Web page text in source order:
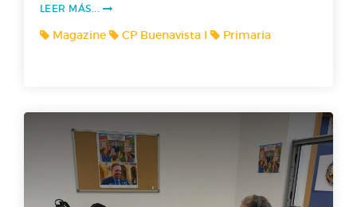
unas semillas muy especiales de las que crece a una
de la vida! Intrigadas, deciden investigar su origen y
LEER MÁS...
Magazine CP Buenavista I Primaria